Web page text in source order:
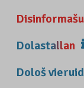
Dolastallan
Dološ